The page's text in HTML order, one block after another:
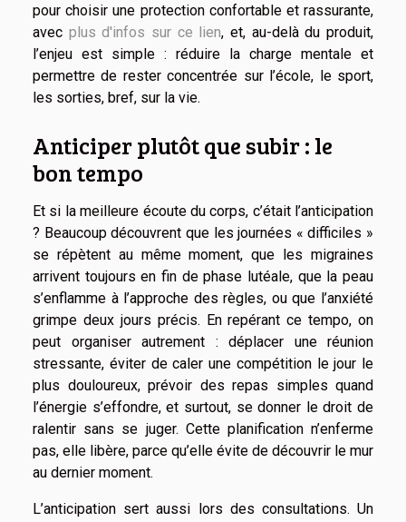
pour choisir une protection confortable et rassurante,
avec plus d'infos sur ce lien, et, au-delà du produit,
l’enjeu est simple : réduire la charge mentale et
permettre de rester concentrée sur l’école, le sport,
les sorties, bref, sur la vie.
Anticiper plutôt que subir : le
bon tempo
Et si la meilleure écoute du corps, c’était l’anticipation
? Beaucoup découvrent que les journées « difficiles »
se répètent au même moment, que les migraines
arrivent toujours en fin de phase lutéale, que la peau
s’enflamme à l’approche des règles, ou que l’anxiété
grimpe deux jours précis. En repérant ce tempo, on
peut organiser autrement : déplacer une réunion
stressante, éviter de caler une compétition le jour le
plus douloureux, prévoir des repas simples quand
l’énergie s’effondre, et surtout, se donner le droit de
ralentir sans se juger. Cette planification n’enferme
pas, elle libère, parce qu’elle évite de découvrir le mur
au dernier moment.
L’anticipation sert aussi lors des consultations. Un